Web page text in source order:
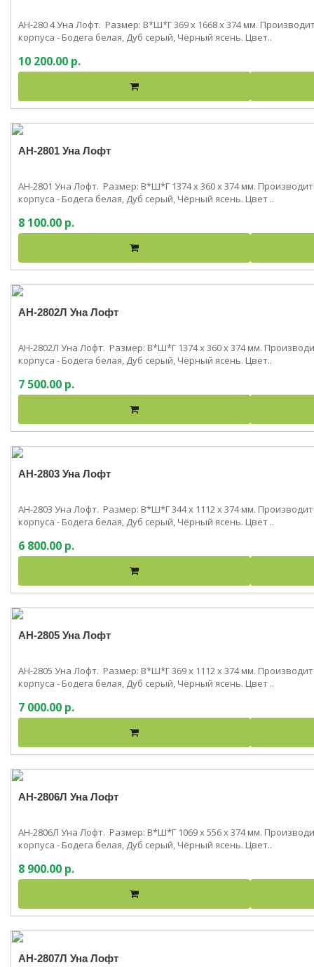
АН-280 4 Уна Лофт. Размер: В*Ш*Г 369 x 1668 x 374 мм.
корпуса - Бодега белая, Дуб серый, Чёрный ясень. Цвет..
10 200.00 р.
АН-2801 Уна Лофт
АН-2801 Уна Лофт. Размер: В*Ш*Г 1374 x 360 x 374 мм.
корпуса - Бодега белая, Дуб серый, Чёрный ясень. Цвет ..
8 100.00 р.
АН-2802Л Уна Лофт
АН-2802Л Уна Лофт. Размер: В*Ш*Г 1374 x 360 x 374 мм.
корпуса - Бодега белая, Дуб серый, Чёрный ясень. Цвет..
7 500.00 р.
АН-2803 Уна Лофт
АН-2803 Уна Лофт. Размер: В*Ш*Г 344 x 1112 x 374 мм.
корпуса - Бодега белая, Дуб серый, Чёрный ясень. Цвет ..
6 800.00 р.
АН-2805 Уна Лофт
АН-2805 Уна Лофт. Размер: В*Ш*Г 369 x 1112 x 374 мм.
корпуса - Бодега белая, Дуб серый, Чёрный ясень. Цвет ..
7 000.00 р.
АН-2806Л Уна Лофт
АН-2806Л Уна Лофт. Размер: В*Ш*Г 1069 x 556 x 374 мм.
корпуса - Бодега белая, Дуб серый, Чёрный ясень. Цвет..
8 900.00 р.
АН-2807Л Уна Лофт